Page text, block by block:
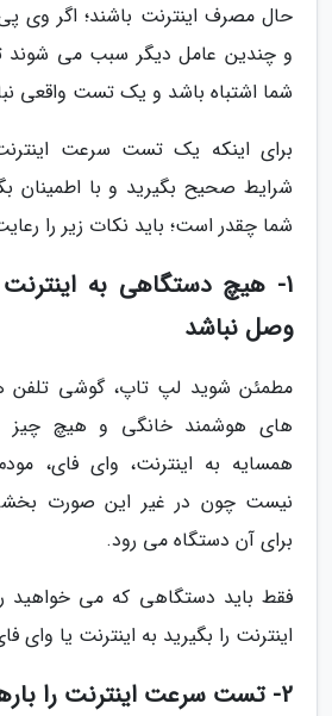
حال مصرف اینترنت باشند؛ اگر وی
و چندین عامل دیگر سبب می
شما اشتباه باشد و یک تست واقعی
برای اینکه یک تست سرعت
شرایط صحیح بگیرید و با اطمینان
شما چقدر است؛ باید نکات زیر را
1- هیچ دستگاهی به
وصل نباشد
مطمئن شوید لپ تاپ، گوشی تلفن
های هوشمند خانگی و هیچ چیز
همسایه به اینترنت، وای فای،
نیست چون در غیر این صورت
برای آن دستگاه می رود.
فقط باید دستگاهی که می
اینترنت را بگیرید به اینترنت یا
2- تست سرعت اینترنت را بارها تکرار کنید